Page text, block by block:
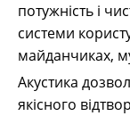
потужність і
системи
майданчиках,
Акустика
якісного